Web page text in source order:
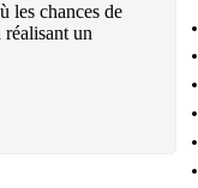
les chances de
un